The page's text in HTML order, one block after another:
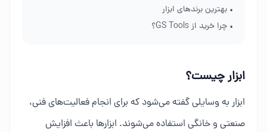
• بهترین برندهای ابزار
• چرا خرید از GS Tools؟
ابزار چیست؟
ابزار به وسایلی گفته می‌شود که برای انجام فعالیت‌های فنی،
صنعتی و خانگی استفاده می‌شوند. ابزارها باعث افزایش